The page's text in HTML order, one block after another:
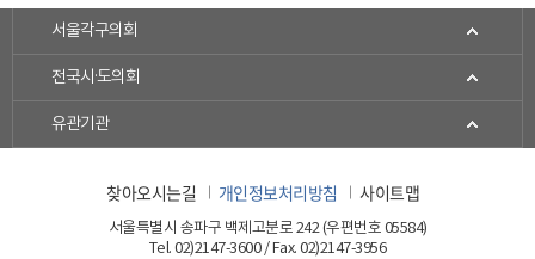
서울각구의회
전국시·도의회
유관기관
찾아오시는길 개인정보처리방침 사이트맵
서울특별시 송파구 백제고분로 242 (우편번호 05584)
Tel. 02)2147-3600 / Fax. 02)2147-3956